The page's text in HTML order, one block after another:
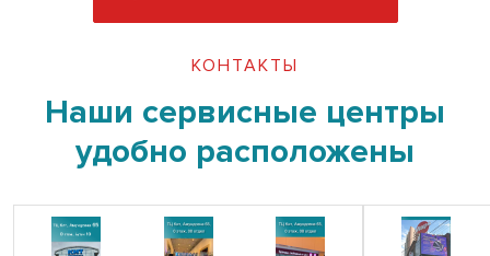
КОНТАКТЫ
Наши сервисные центры
удобно расположены